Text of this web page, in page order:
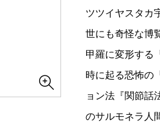
ツツイヤスタカ
世にも奇怪な博
甲羅に変形する
時に起る恐怖の
ョン法『関節話
のサルモネラ人